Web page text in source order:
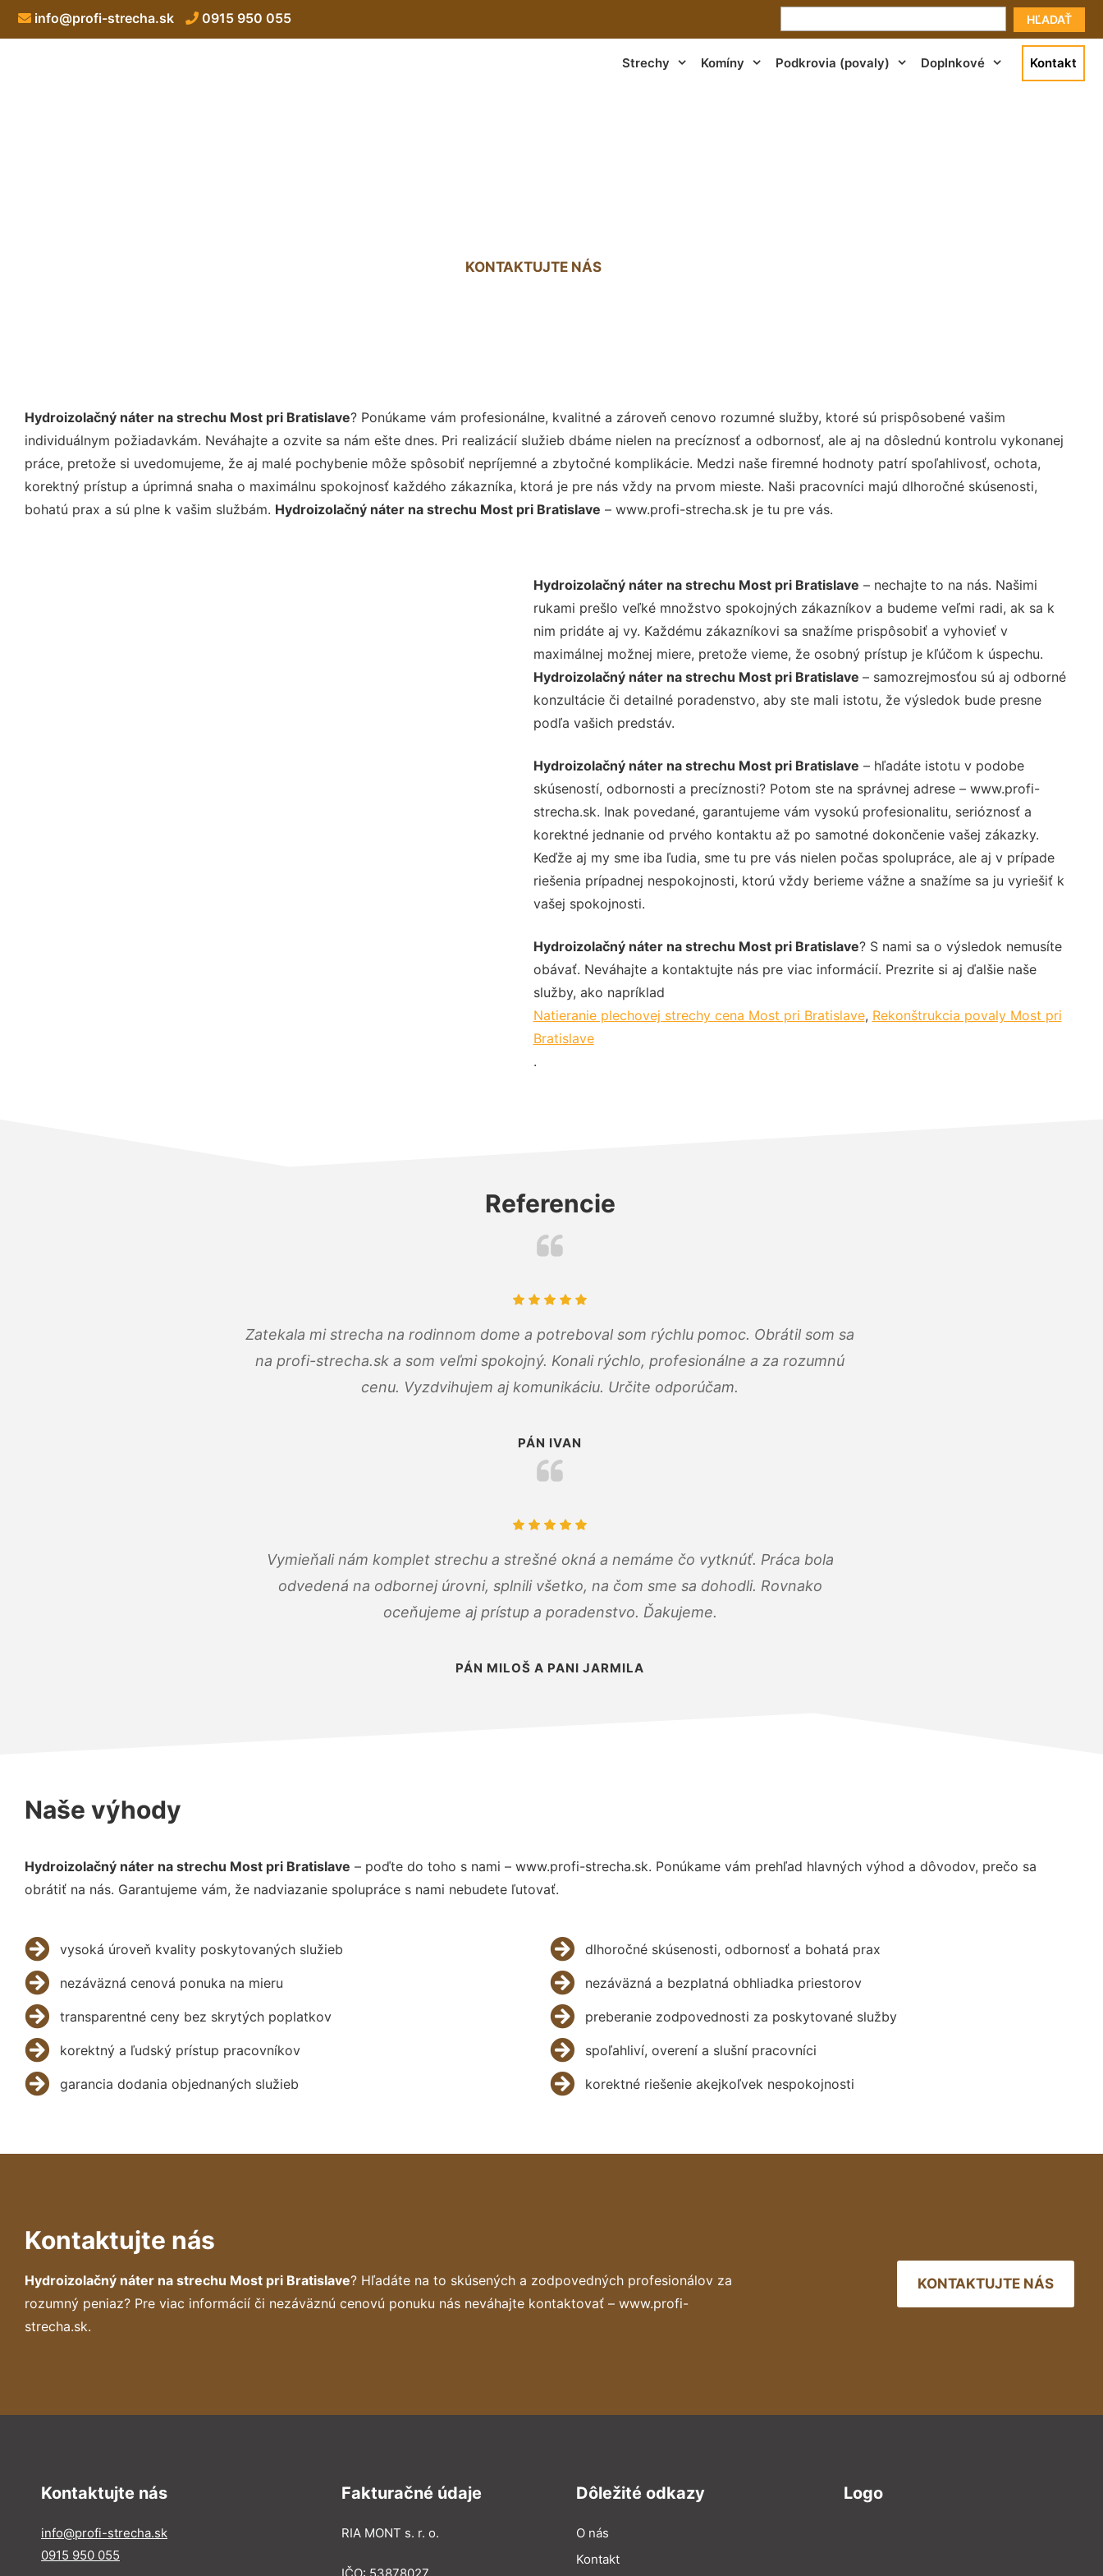
HĽADAŤ
info@profi-strecha.sk 0915 950 055
Strechy Komíny Podkrovia (povaly) Doplnkové Kontakt
KONTAKTUJTE NÁS
Hydroizolačný náter na strechu Most pri Bratislave? Ponúkame vám profesionálne, kvalitné a zároveň cenovo rozumné služby, ktoré sú prispôsobené vašim
individuálnym požiadavkám. Neváhajte a ozvite sa nám ešte dnes. Pri realizácií služieb dbáme nielen na precíznosť a odbornosť, ale aj na dôslednú kontrolu vykonanej
práce, pretože si uvedomujeme, že aj malé pochybenie môže spôsobiť nepríjemné a zbytočné komplikácie. Medzi naše firemné hodnoty patrí spoľahlivosť, ochota,
korektný prístup a úprimná snaha o maximálnu spokojnosť každého zákazníka, ktorá je pre nás vždy na prvom mieste. Naši pracovníci majú dlhoročné skúsenosti,
bohatú prax a sú plne k vašim službám. Hydroizolačný náter na strechu Most pri Bratislave – www.profi-strecha.sk je tu pre vás.
Hydroizolačný náter na strechu Most pri Bratislave – nechajte to na nás. Našimi
rukami prešlo veľké množstvo spokojných zákazníkov a budeme veľmi radi, ak sa k
nim pridáte aj vy. Každému zákazníkovi sa snažíme prispôsobiť a vyhovieť v
maximálnej možnej miere, pretože vieme, že osobný prístup je kľúčom k úspechu.
Hydroizolačný náter na strechu Most pri Bratislave – samozrejmosťou sú aj odborné
konzultácie či detailné poradenstvo, aby ste mali istotu, že výsledok bude presne
podľa vašich predstáv.
Hydroizolačný náter na strechu Most pri Bratislave – hľadáte istotu v podobe
skúseností, odbornosti a precíznosti? Potom ste na správnej adrese – www.profi-
strecha.sk. Inak povedané, garantujeme vám vysokú profesionalitu, serióznosť a
korektné jednanie od prvého kontaktu až po samotné dokončenie vašej zákazky.
Keďže aj my sme iba ľudia, sme tu pre vás nielen počas spolupráce, ale aj v prípade
riešenia prípadnej nespokojnosti, ktorú vždy berieme vážne a snažíme sa ju vyriešiť k
vašej spokojnosti.
Hydroizolačný náter na strechu Most pri Bratislave? S nami sa o výsledok nemusíte
obávať. Neváhajte a kontaktujte nás pre viac informácií. Prezrite si aj ďalšie naše
služby, ako napríklad
Natieranie plechovej strechy cena Most pri Bratislave, Rekonštrukcia povaly Most pri
Bratislave
.
Referencie
Zatekala mi strecha na rodinnom dome a potreboval som rýchlu pomoc. Obrátil som sa
na profi-strecha.sk a som veľmi spokojný. Konali rýchlo, profesionálne a za rozumnú
cenu. Vyzdvihujem aj komunikáciu. Určite odporúčam.
PÁN IVAN
Vymieňali nám komplet strechu a strešné okná a nemáme čo vytknúť. Práca bola
odvedená na odbornej úrovni, splnili všetko, na čom sme sa dohodli. Rovnako
oceňujeme aj prístup a poradenstvo. Ďakujeme.
PÁN MILOŠ A PANI JARMILA
Naše výhody
Hydroizolačný náter na strechu Most pri Bratislave – poďte do toho s nami – www.profi-strecha.sk. Ponúkame vám prehľad hlavných výhod a dôvodov, prečo sa
obrátiť na nás. Garantujeme vám, že nadviazanie spolupráce s nami nebudete ľutovať.
vysoká úroveň kvality poskytovaných služieb
nezáväzná cenová ponuka na mieru
transparentné ceny bez skrytých poplatkov
korektný a ľudský prístup pracovníkov
garancia dodania objednaných služieb
dlhoročné skúsenosti, odbornosť a bohatá prax
nezáväzná a bezplatná obhliadka priestorov
preberanie zodpovednosti za poskytované služby
spoľahliví, overení a slušní pracovníci
korektné riešenie akejkoľvek nespokojnosti
Kontaktujte nás
Hydroizolačný náter na strechu Most pri Bratislave? Hľadáte na to skúsených a zodpovedných profesionálov za
rozumný peniaz? Pre viac informácií či nezáväznú cenovú ponuku nás neváhajte kontaktovať – www.profi-
strecha.sk.
KONTAKTUJTE NÁS
Kontaktujte nás
info@profi-strecha.sk
0915 950 055
Fakturačné údaje
RIA MONT s. r. o.
Dôležité odkazy
O nás
Kontakt
Logo